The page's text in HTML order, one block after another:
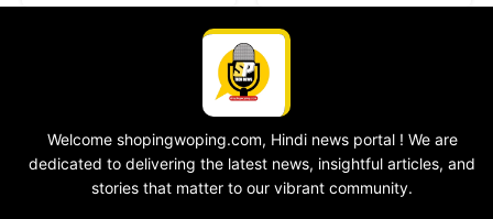
Welcome shopingwoping.com, Hindi news portal ! We are
dedicated to delivering the latest news, insightful articles, and
stories that matter to our vibrant community.